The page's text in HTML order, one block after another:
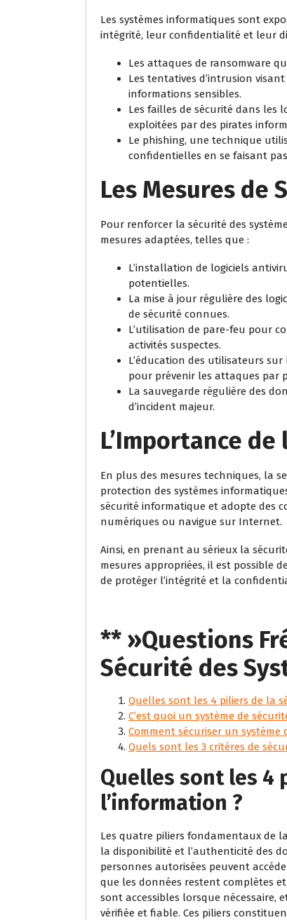
Les systèmes informatiques sont
intégrité, leur confidentialité et leur
Les attaques de ransomware
Les tentatives d’intrusion
informations sensibles.
Les failles de sécurité dans les
exploitées par des pirates
Le phishing, une technique
confidentielles en se faisant
Les Mesures de
Pour renforcer la sécurité des
mesures adaptées, telles que :
L’installation de logiciels
potentielles.
La mise à jour régulière des
de sécurité connues.
L’utilisation de pare-feu pour
activités suspectes.
L’éducation des utilisateurs
pour prévenir les attaques par
La sauvegarde régulière des
d’incident majeur.
L’Importance
En plus des mesures techniques, la
protection des systèmes
sécurité informatique et adopte des
numériques ou navigue sur Internet.
Ainsi, en prenant au sérieux la
mesures appropriées, il est possible
de protéger l’intégrité et la
** »Questions
Sécurité des
Quelles sont les 4 piliers de la
C’est quoi un système de
Comment sécuriser un système
Quels sont les 3 critères de
Quelles sont les 4
l’information ?
Les quatre piliers fondamentaux de
la disponibilité et l’authenticité des
personnes autorisées peuvent
que les données restent complètes
sont accessibles lorsque nécessaire,
vérifiée et fiable. Ces piliers